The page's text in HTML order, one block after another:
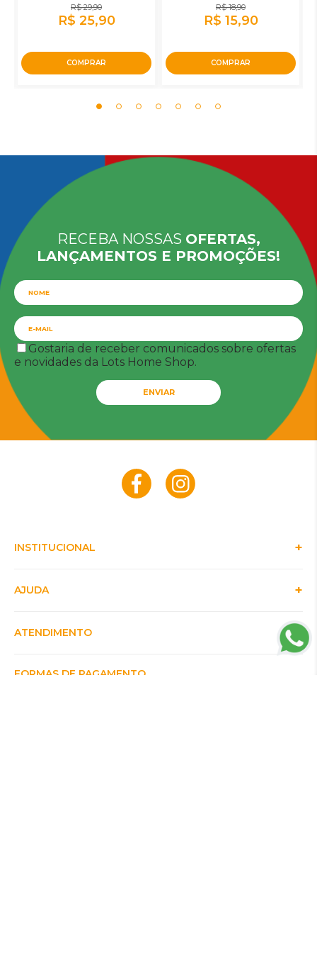
R$ 29,90
R$ 25,90
COMPRAR
R$ 18,90
R$ 15,90
COMPRAR
RECEBA NOSSAS OFERTAS,
LANÇAMENTOS E PROMOÇÕES!
Gostaria de receber comunicados sobre ofertas
e novidades da Lots Home Shop.
ENVIAR
INSTITUCIONAL
AJUDA
ATENDIMENTO
FORMAS DE PAGAMENTO